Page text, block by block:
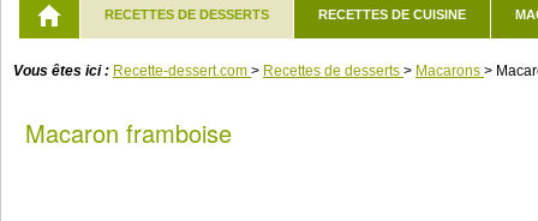
RECETTES DE DESSERTS RECETTES DE CUISINE
Vous êtes ici : Recette-dessert.com > Recettes de desserts > Macarons >
Macaron framboise